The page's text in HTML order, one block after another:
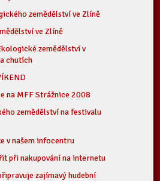
zemědělství ve Zlíně
ve Zlíně
zemědělství v
chutích
na MFF Strážnice 2008
zemědělství na festivalu
v našem infocentru
při nakupování na internetu
zajímavý hudební